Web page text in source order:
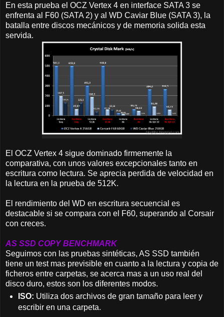
En esta prueba el OCZ Vertex 4 en interface SATA 3 se
enfrenta al F60 (SATA 2) y al WD Caviar Blue (SATA 3), la
batalla entre discos mecánicos y de memoria solida esta
servida.
El OCZ Vertex 4 sigue dominado firmemente la
comparativa, con unos valores excepcionales tanto en
escritura como lectura. Se aprecia perdida de velocidad en
la lectura en la prueba de 512K.
El rendimiento del WD en escritura secuencial es
destacable si se compara con el F60, superando al Corsair
con creces.
AS SSD COPY BENCHMARK
Seguimos con las pruebas sintéticas, AS SSD también
tiene un test mas previsible en cuanto a la lectura y copia de
ficheros entre carpetas, se acerca mas a un uso real del
disco duro, estos son los diferentes modos.
ISO: Utiliza dos archivos de gran tamaño para leer y
escribir en una carpeta.